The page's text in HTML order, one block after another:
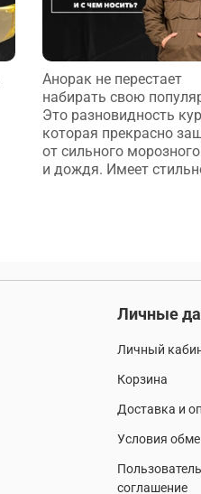
Анорак не перестает
набирать свою
Это разновидность
которая прекрасно
от сильного
и дождя. Имеет
Личные
Личный
Корзина
Доставка и
Условия
соглашение